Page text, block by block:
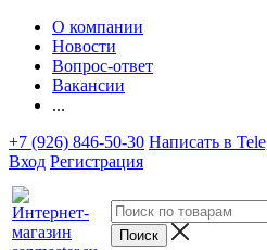
О компании
Новости
Вопрос-ответ
Вакансии
...
+7 (926) 846-50-30 Написать в
Вход Регистрация